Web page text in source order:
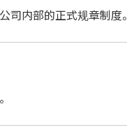
内部的正式规章制度。